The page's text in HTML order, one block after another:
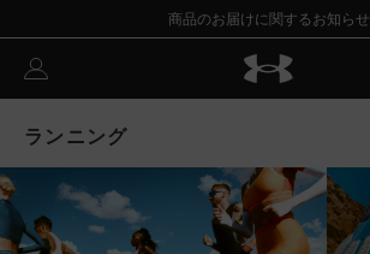
商品のお届けに関するお知らせ
ランニング